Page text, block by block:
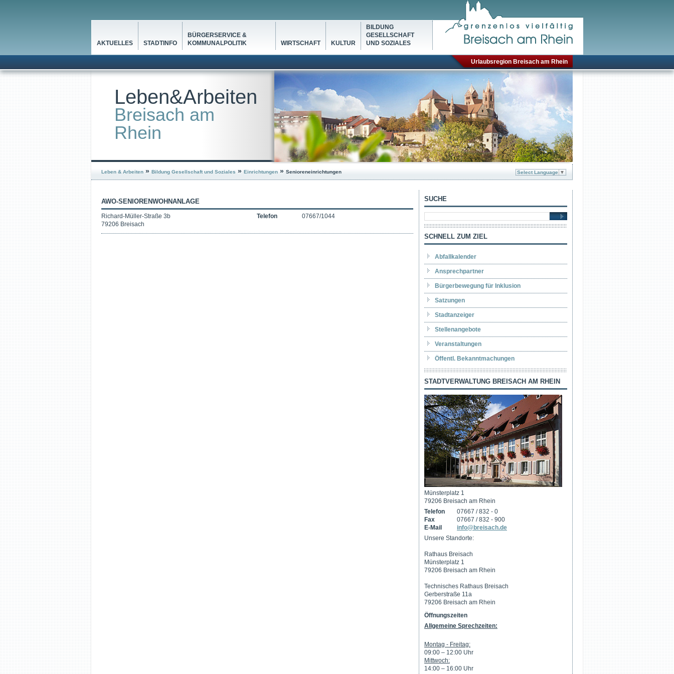
AKTUELLES STADTINFO
BÜRGERSERVICE &
KOMMUNALPOLITIK
WIRTSCHAFT KULTUR
BILDUNG
GESELLSCHAFT
UND SOZIALES
Urlaubsregion Breisach am Rhein
Leben&Arbeiten
Breisach am
Rhein
Leben & Arbeiten » Bildung Gesellschaft und Soziales » Einrichtungen » Senioreneinrichtungen Select Language ▼
AWO-SENIORENWOHNANLAGE
Richard-Müller-Straße 3b
79206 Breisach
Telefon 07667/1044
SUCHE
SCHNELL ZUM ZIEL
Abfallkalender
Ansprechpartner
Bürgerbewegung für Inklusion
Satzungen
Stadtanzeiger
Stellenangebote
Veranstaltungen
Öffentl. Bekanntmachungen
STADTVERWALTUNG BREISACH AM RHEIN
Münsterplatz 1
79206 Breisach am Rhein
Telefon
07667 / 832 - 0
Fax
07667 / 832 - 900
E-Mail
info@breisach.de
Unsere Standorte:
Rathaus Breisach
Münsterplatz 1
79206 Breisach am Rhein
Technisches Rathaus Breisach
Gerberstraße 11a
79206 Breisach am Rhein
Öffnungszeiten
Allgemeine Sprechzeiten:
Montag - Freitag:
09:00 – 12:00 Uhr
Mittwoch:
14:00 – 16:00 Uhr